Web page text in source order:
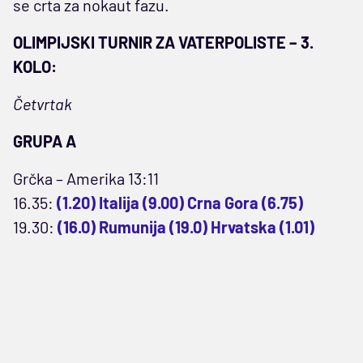
se crta za nokaut fazu.
OLIMPIJSKI TURNIR ZA VATERPOLISTE – 3.
KOLO:
Četvrtak
GRUPA A
Grčka – Amerika 13:11
16.35: (1.20) Italija (9.00) Crna Gora (6.75)
19.30: (16.0) Rumunija (19.0) Hrvatska (1.01)